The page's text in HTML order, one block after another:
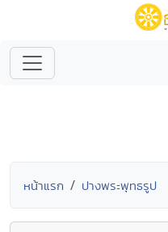
หน้าแรก ปางพระพุทธรูป